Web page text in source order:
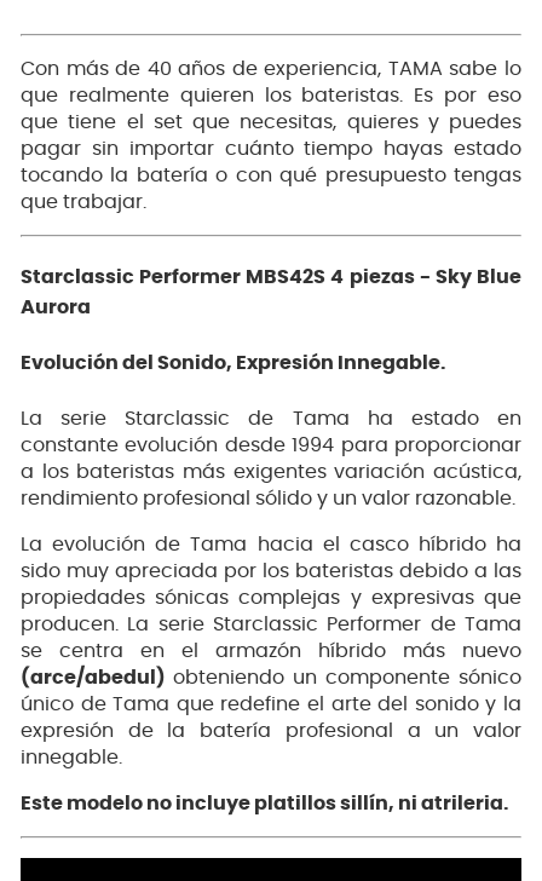
Con más de 40 años de experiencia, TAMA sabe lo
que realmente quieren los bateristas. Es por eso
que tiene el set que necesitas, quieres y puedes
pagar sin importar cuánto tiempo hayas estado
tocando la batería o con qué presupuesto tengas
que trabajar.
Starclassic Performer MBS42S 4 piezas - Sky Blue
Aurora
Evolución del Sonido, Expresión Innegable.
La serie Starclassic de Tama ha estado en
constante evolución desde 1994 para proporcionar
a los bateristas más exigentes variación acústica,
rendimiento profesional sólido y un valor razonable.
La evolución de Tama hacia el casco híbrido ha
sido muy apreciada por los bateristas debido a las
propiedades sónicas complejas y expresivas que
producen. La serie Starclassic Performer de Tama
se centra en el armazón híbrido más nuevo
(arce/abedul) obteniendo un componente sónico
único de Tama que redefine el arte del sonido y la
expresión de la batería profesional a un valor
innegable.
Este modelo no incluye platillos sillín, ni atrileria.